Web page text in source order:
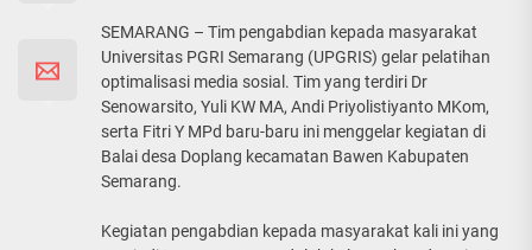
SEMARANG – Tim pengabdian kepada masyarakat
Universitas PGRI Semarang (UPGRIS) gelar pelatihan
optimalisasi media sosial. Tim yang terdiri Dr
Senowarsito, Yuli KW MA, Andi Priyolistiyanto MKom,
serta Fitri Y MPd baru-baru ini menggelar kegiatan di
Balai desa Doplang kecamatan Bawen Kabupaten
Semarang.
Kegiatan pengabdian kepada masyarakat kali ini yang